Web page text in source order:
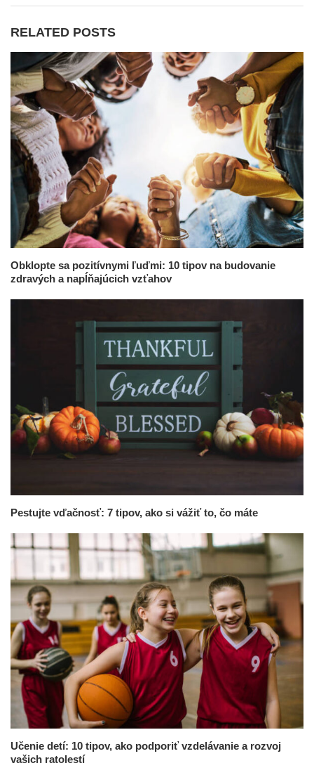
RELATED POSTS
Obklopte sa pozitívnymi ľuďmi: 10 tipov na budovanie
zdravých a napĺňajúcich vzťahov
Pestujte vďačnosť: 7 tipov, ako si vážiť to, čo máte
Učenie detí: 10 tipov, ako podporiť vzdelávanie a rozvoj
vašich ratolestí